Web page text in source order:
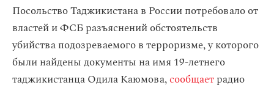
Посольство Таджикистана в России потребовало от
властей и ФСБ разъяснений обстоятельств
убийства подозреваемого в терроризме, у которого
были найдены документы на имя 19-летнего
таджикистанца Одила Каюмова,сообщаетрадио